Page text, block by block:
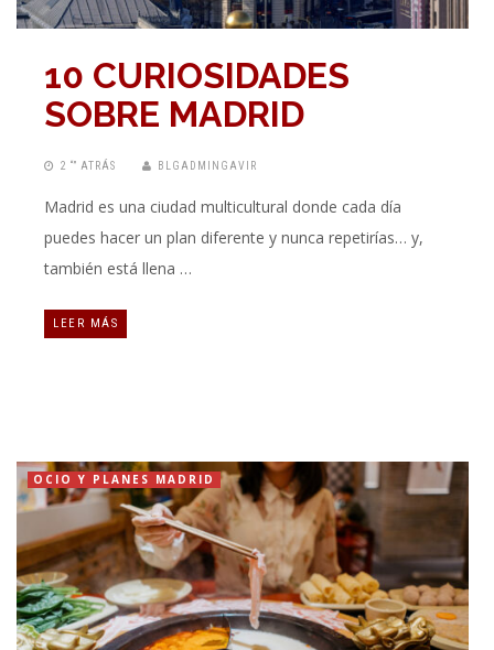
10 CURIOSIDADES
SOBRE MADRID
2 “” ATRÁS BLGADMINGAVIR
Madrid es una ciudad multicultural donde cada día
puedes hacer un plan diferente y nunca repetirías… y,
también está llena …
LEER MÁS
OCIO Y PLANES MADRID